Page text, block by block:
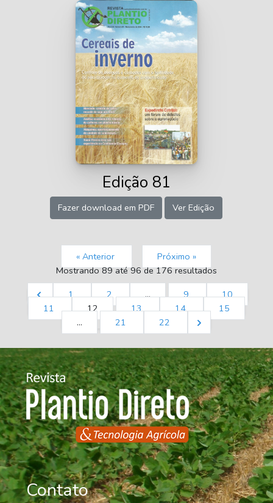
Edição 81
Fazer download em PDF Ver Edição
« Anterior
Próximo »
Mostrando89até96de176resultados
1
2 ... 9
10
11
12 13 14
15
...
21 22
Contato